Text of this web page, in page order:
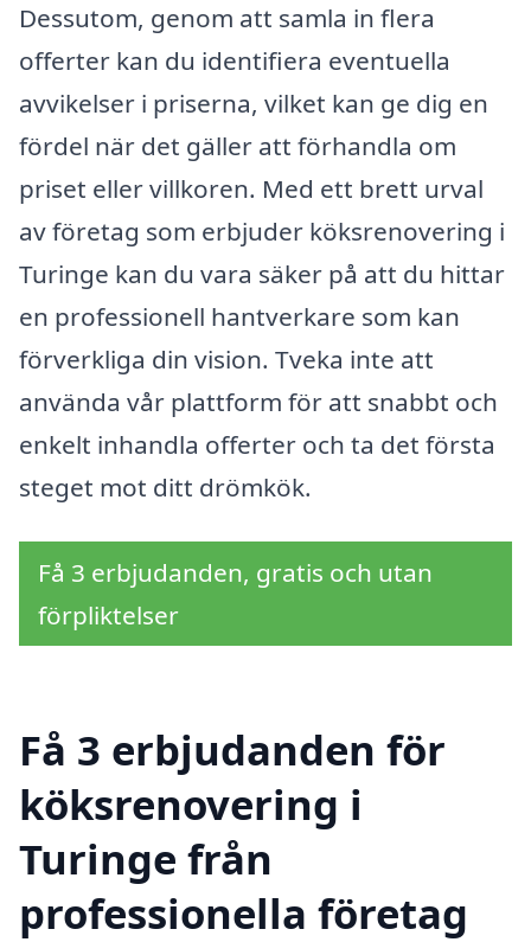
Dessutom, genom att samla in flera
offerter kan du identifiera eventuella
avvikelser i priserna, vilket kan ge dig en
fördel när det gäller att förhandla om
priset eller villkoren. Med ett brett urval
av företag som erbjuder köksrenovering i
Turinge kan du vara säker på att du hittar
en professionell hantverkare som kan
förverkliga din vision. Tveka inte att
använda vår plattform för att snabbt och
enkelt inhandla offerter och ta det första
steget mot ditt drömkök.
Få 3 erbjudanden, gratis och utan
förpliktelser
Få 3 erbjudanden för
köksrenovering i
Turinge från
professionella företag